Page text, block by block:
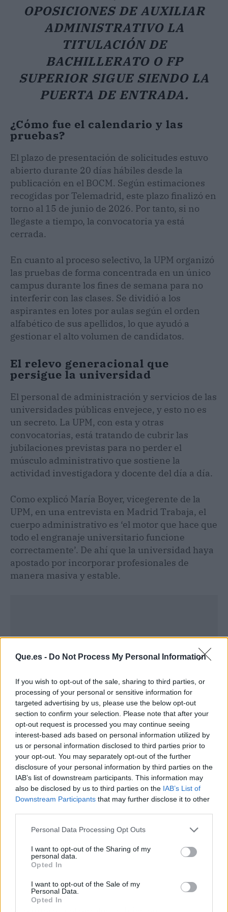
Que.es - Do Not Process My Personal Information
If you wish to opt-out of the sale, sharing to third parties, or
processing of your personal or sensitive information for
targeted advertising by us, please use the below opt-out
section to confirm your selection. Please note that after your
opt-out request is processed you may continue seeing
interest-based ads based on personal information utilized by
us or personal information disclosed to third parties prior to
your opt-out. You may separately opt-out of the further
disclosure of your personal information by third parties on the
IAB’s list of downstream participants. This information may
also be disclosed by us to third parties on the IAB’s List of
Downstream Participants that may further disclose it to other
Personal Data Processing Opt Outs
I want to opt-out of the Sharing of my
personal data.
Opted In
I want to opt-out of the Sale of my
Personal Data.
Opted In
OPOSICIONES DE AUXILIAR
ADMINISTRATIVO LA
TITULACIÓN DE
BACHILLERATO O FP
SUPERIOR SIGUE SIENDO LA
PUERTA DE ENTRADA.
¿Cómo fue el calendario y las
pruebas?
El plazo de presentación de solicitudes estuvo
abierto durante 20 días hábiles desde la
publicación en el BOCM. Según estimaciones
recogidas por Telemadrid, este plazo finalizó en
torno al 15 de junio de 2026. Por tanto, si no
llegaste a tiempo, la convocatoria ya está
cerrada.
En cuanto al proceso selectivo, la UPM organizó
las pruebas de forma concentrada en un único
campus durante los fines de semana para no
interferir con las clases. Se dividió a los
aspirantes en lotes por aulas según el orden
alfabético de sus apellidos, lo que ayudó a
gestionar el alto volumen de candidatos.
El relevo generacional que
persigue la universidad
El personal de administración y servicios de las
universidades públicas envejece, y esto no es
un secreto. La UPM, con esta y otras
convocatorias, está tratando de cubrir las
jubilaciones previstas para no perder el
músculo administrativo que sostiene la
actividad investigadora y docente del día a día.
Como explicó María Boyer, vicegerente de la
UPM, en una entrevista en Madrid Trabaja, el
cuerpo administrativo es ‘el motor que hace que
todo el engranaje universitario funcione
correctamente’. De ahí que la universidad haya
apostado por incorporar profesionales de
manera masiva y estable.
Publicidad